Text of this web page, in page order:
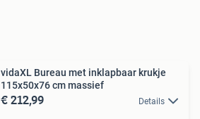
vidaXL Bureau met inklapbaar krukje
115x50x76 cm massief
€ 212,99 Details